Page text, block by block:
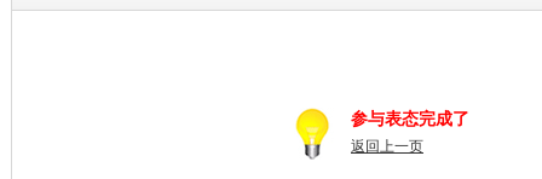
参与表态完成了
返回上一页